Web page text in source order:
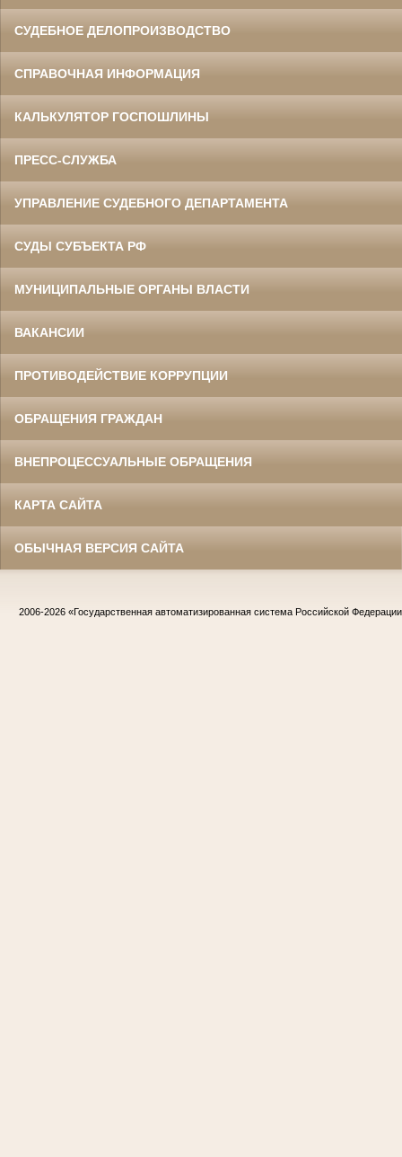
СУДЕБНОЕ ДЕЛОПРОИЗВОДСТВО
СПРАВОЧНАЯ ИНФОРМАЦИЯ
КАЛЬКУЛЯТОР ГОСПОШЛИНЫ
ПРЕСС-СЛУЖБА
УПРАВЛЕНИЕ СУДЕБНОГО ДЕПАРТАМЕНТА
СУДЫ СУБЪЕКТА РФ
МУНИЦИПАЛЬНЫЕ ОРГАНЫ ВЛАСТИ
ВАКАНСИИ
ПРОТИВОДЕЙСТВИЕ КОРРУПЦИИ
ОБРАЩЕНИЯ ГРАЖДАН
ВНЕПРОЦЕССУАЛЬНЫЕ ОБРАЩЕНИЯ
КАРТА САЙТА
ОБЫЧНАЯ ВЕРСИЯ САЙТА
2006-2026 «Государственная автоматизированная система Российской